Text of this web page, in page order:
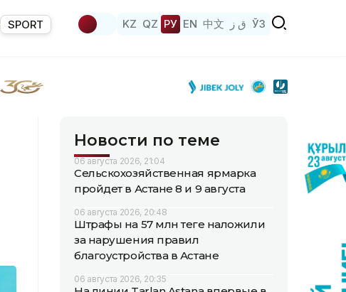
SPORT KZ QZ РУ EN 中文 ق ز ЎЗ
Новости по теме
06 августа 2026, 21:04
Сельскохозяйственная ярмарка
пройдет в Астане 8 и 9 августа
06 августа 2026, 20:48
Штрафы на 57 млн теңге наложили
за нарушения правил
благоустройства в Астане
06 августа 2026, 20:35